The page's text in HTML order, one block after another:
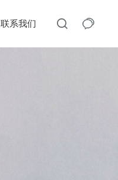
联系我们